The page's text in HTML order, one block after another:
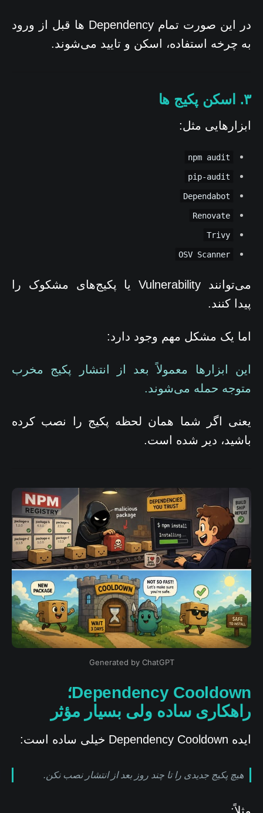
در این صورت تمام Dependency ها قبل از ورود
به چرخه استفاده، اسکن و تایید می‌شوند.
۳. اسکن پکیج ها
ابزارهایی مثل:
npm audit
pip-audit
Dependabot
Renovate
Trivy
OSV Scanner
می‌توانند Vulnerability یا پکیج‌های مشکوک را
پیدا کنند.
اما یک مشکل مهم وجود دارد:
این ابزارها معمولاً بعد از انتشار پکیج مخرب
متوجه حمله می‌شوند.
یعنی اگر شما همان لحظه پکیج را نصب کرده
باشید، دیر شده است.
Generated by ChatGPT
Dependency Cooldown؛
راهکاری ساده ولی بسیار مؤثر
ایده Dependency Cooldown خیلی ساده است:
هیچ پکیج جدیدی را تا چند روز بعد از انتشار نصب نکن.
مثلاً: